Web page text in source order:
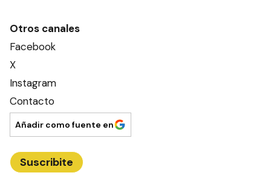
Otros canales
Facebook
X
Instagram
Contacto
Añadir como fuente en
Suscribite